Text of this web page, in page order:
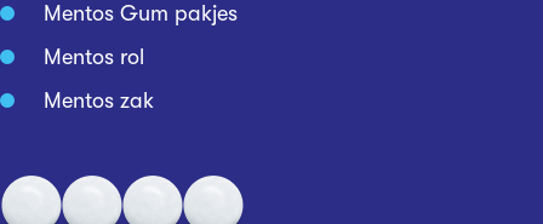
Mentos Gum pakjes
Mentos rol
Mentos zak